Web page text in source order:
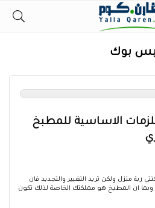
فيس بوك
الاساسية للمطبخ
ربة منزل ولكن تريد التغيير والتجديد فان
ان المطبخ هو مملكتك الخاصة لذلك تكون